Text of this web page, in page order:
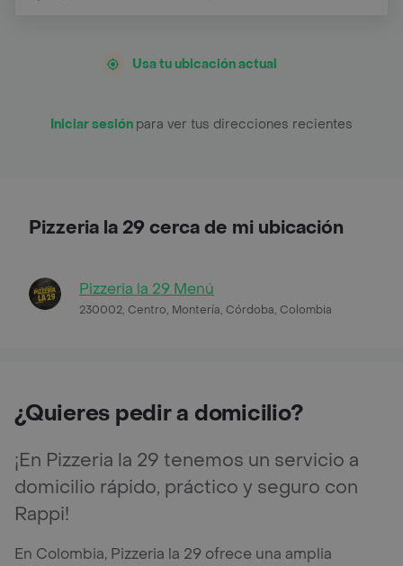
Usa tu ubicación actual
Iniciar sesión para ver tus direcciones recientes
Pizzeria la 29 cerca de mi ubicación
Pizzeria la 29 Menú
230002, Centro, Montería, Córdoba, Colombia
¿Quieres pedir a domicilio?
¡En Pizzeria la 29 tenemos un servicio a
domicilio rápido, práctico y seguro con
Rappi!
En Colombia, Pizzeria la 29 ofrece una amplia